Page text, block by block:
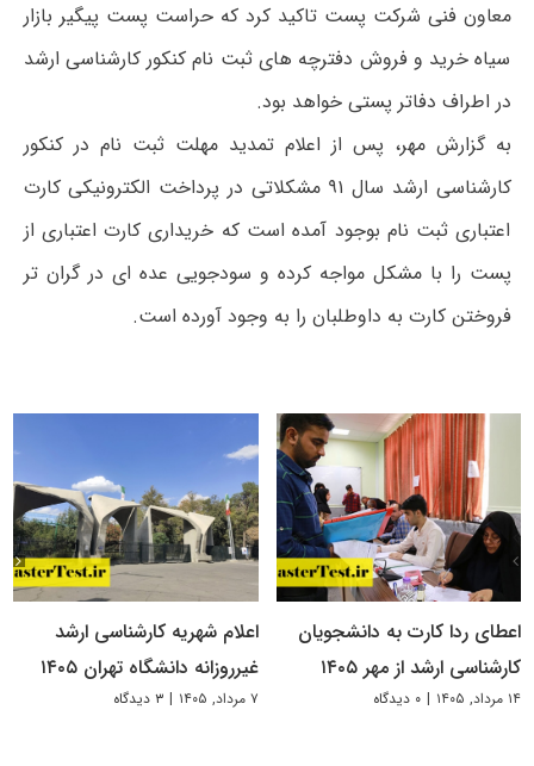
معاون فنی شرکت پست تاکید کرد که حراست پست پیگیر بازار
سیاه خرید و فروش دفترچه های ثبت نام کنکور کارشناسی ارشد
در اطراف دفاتر پستی خواهد بود.
به گزارش مهر، پس از اعلام تمدید مهلت ثبت نام در کنکور
کارشناسی ارشد سال ۹۱ مشکلاتی در پرداخت الکترونیکی کارت
اعتباری ثبت نام بوجود آمده است که خریداری کارت اعتباری از
پست را با مشکل مواجه کرده و سودجویی عده ای در گران تر
فروختن کارت به داوطلبان را به وجود آورده است.
اعطای ردا کارت به دانشجویان
کارشناسی ارشد از مهر ۱۴۰۵
۱۴ مرداد, ۱۴۰۵ | ۰ دیدگاه
اعلام شهریه کارشناسی ارشد
غیرروزانه دانشگاه تهران ۱۴۰۵
۷ مرداد, ۱۴۰۵ | ۳ دیدگاه